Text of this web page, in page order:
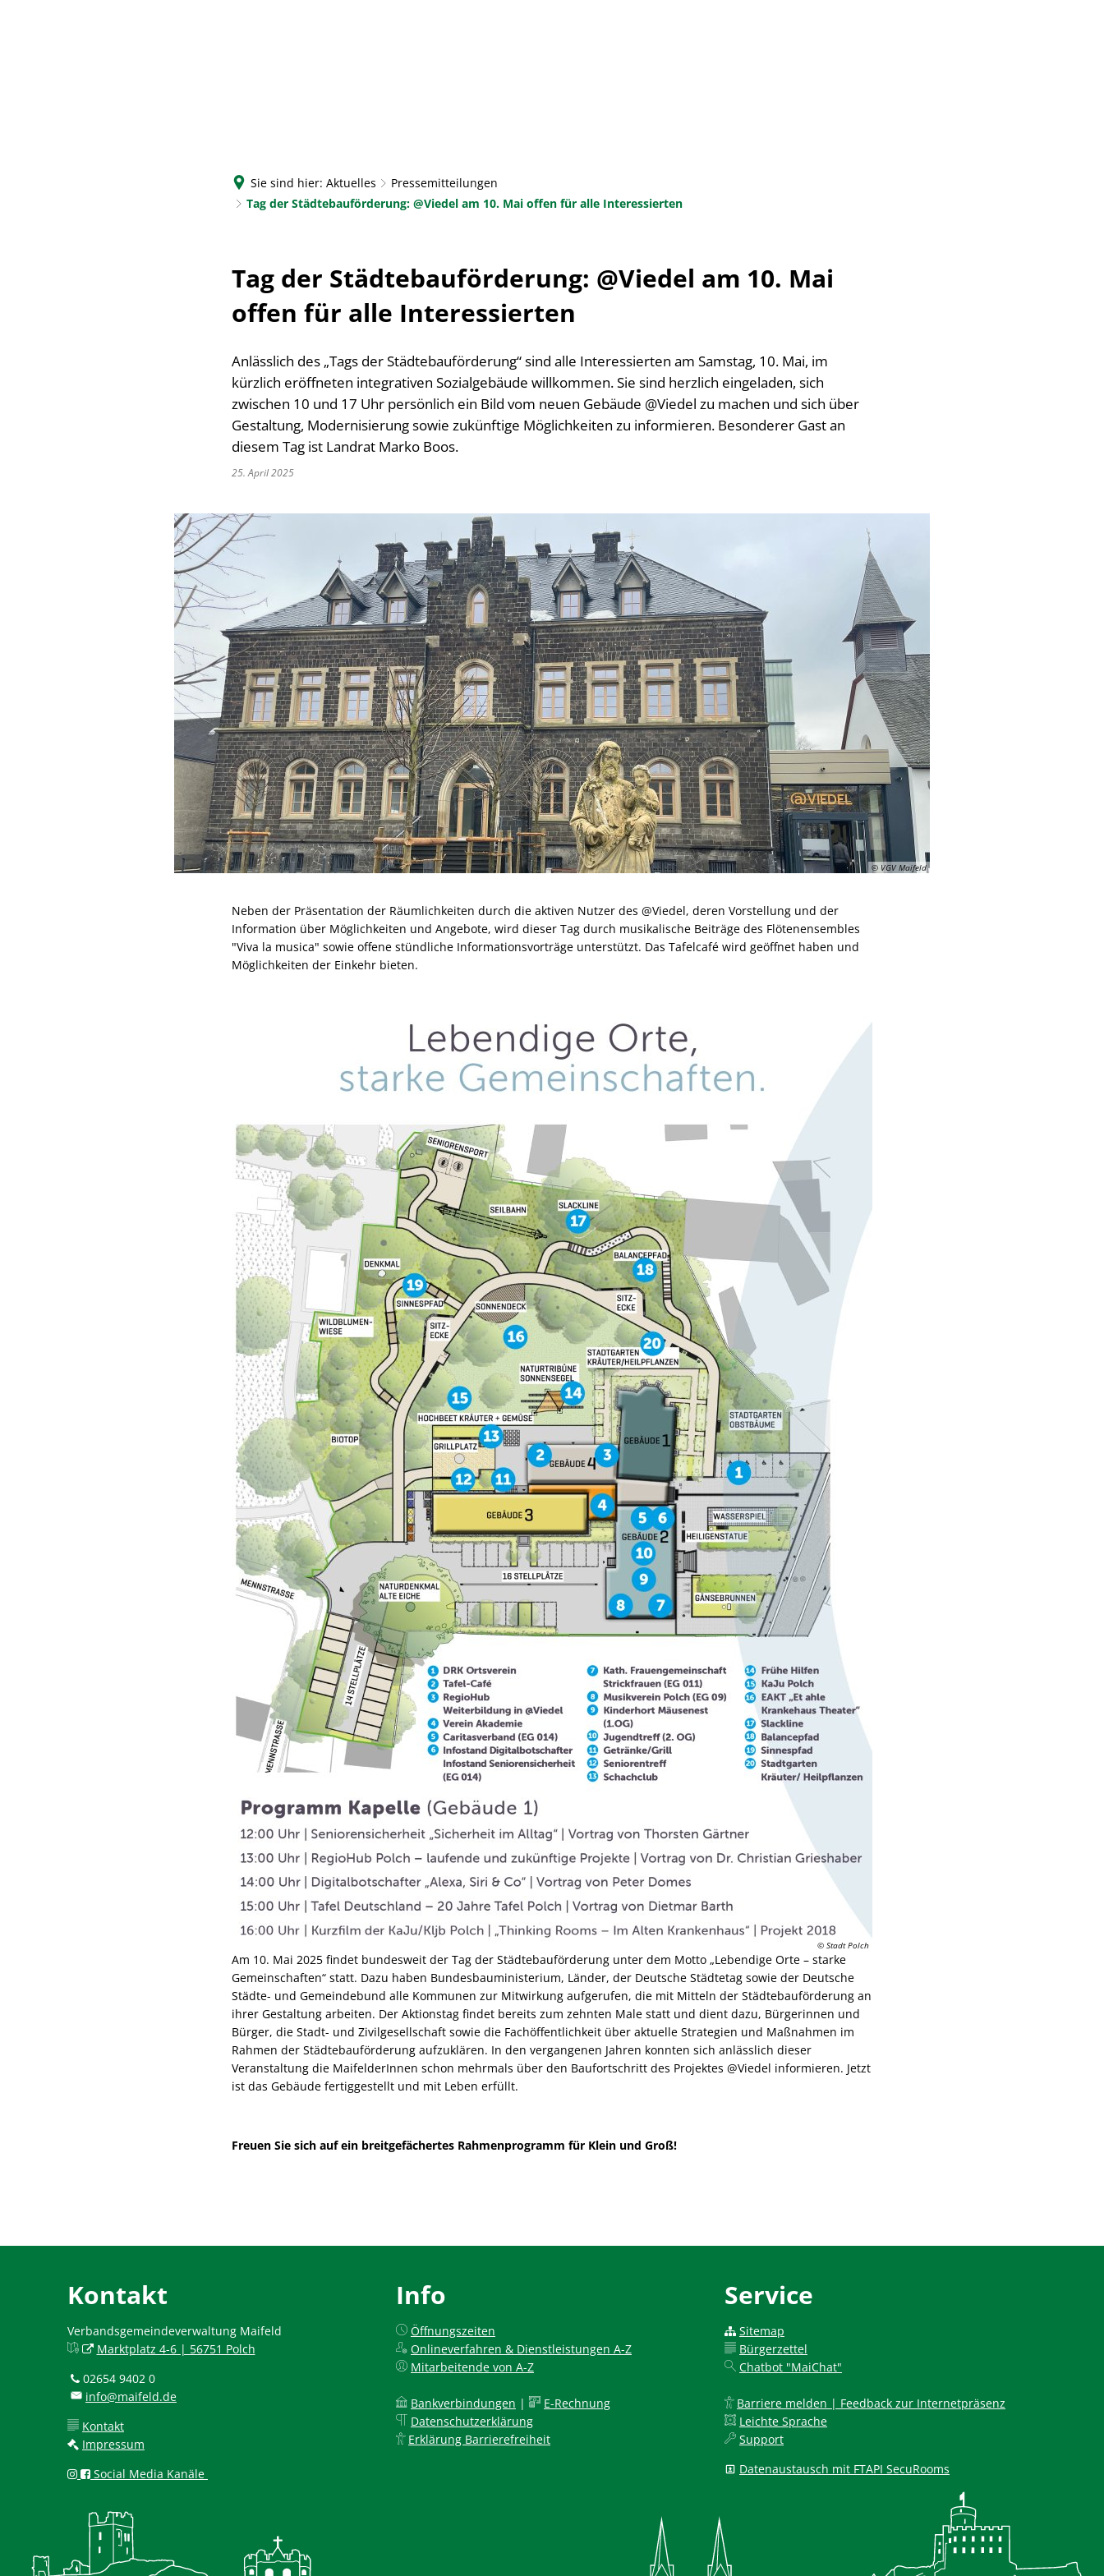
Sie sind hier: Aktuelles
Pressemitteilungen
Tag der Städtebauförderung: @Viedel am 10. Mai offen für alle Interessierten
Tag der Städtebauförderung: @Viedel am 10. Mai
offen für alle Interessierten
Anlässlich des „Tags der Städtebauförderung“ sind alle Interessierten am Samstag, 10. Mai, im
kürzlich eröffneten integrativen Sozialgebäude willkommen. Sie sind herzlich eingeladen, sich
zwischen 10 und 17 Uhr persönlich ein Bild vom neuen Gebäude @Viedel zu machen und sich über
Gestaltung, Modernisierung sowie zukünftige Möglichkeiten zu informieren. Besonderer Gast an
diesem Tag ist Landrat Marko Boos.
25. April 2025
© VGV Maifeld
Neben der Präsentation der Räumlichkeiten durch die aktiven Nutzer des @Viedel, deren Vorstellung und der
Information über Möglichkeiten und Angebote, wird dieser Tag durch musikalische Beiträge des Flötenensembles
"Viva la musica" sowie offene stündliche Informationsvorträge unterstützt. Das Tafelcafé wird geöffnet haben und
Möglichkeiten der Einkehr bieten.
© Stadt Polch
Am 10. Mai 2025 findet bundesweit der Tag der Städtebauförderung unter dem Motto „Lebendige Orte – starke
Gemeinschaften“ statt. Dazu haben Bundesbauministerium, Länder, der Deutsche Städtetag sowie der Deutsche
Städte- und Gemeindebund alle Kommunen zur Mitwirkung aufgerufen, die mit Mitteln der Städtebauförderung an
ihrer Gestaltung arbeiten. Der Aktionstag findet bereits zum zehnten Male statt und dient dazu, Bürgerinnen und
Bürger, die Stadt- und Zivilgesellschaft sowie die Fachöffentlichkeit über aktuelle Strategien und Maßnahmen im
Rahmen der Städtebauförderung aufzuklären. In den vergangenen Jahren konnten sich anlässlich dieser
Veranstaltung die MaifelderInnen schon mehrmals über den Baufortschritt des Projektes @Viedel informieren. Jetzt
ist das Gebäude fertiggestellt und mit Leben erfüllt.
Freuen Sie sich auf ein breitgefächertes Rahmenprogramm für Klein und Groß!
Kontakt
Verbandsgemeindeverwaltung Maifeld
Marktplatz 4-6 | 56751 Polch
02654 9402 0
info@maifeld.de
Kontakt
Impressum
Social Media Kanäle
Info
Öffnungszeiten
Onlineverfahren & Dienstleistungen A-Z
Mitarbeitende von A-Z
Bankverbindungen |
E-Rechnung
Datenschutzerklärung
Erklärung Barrierefreiheit
Service
Sitemap
Bürgerzettel
Chatbot "MaiChat"
Barriere melden | Feedback zur Internetpräsenz
Leichte Sprache
Support
Datenaustausch mit FTAPI SecuRooms